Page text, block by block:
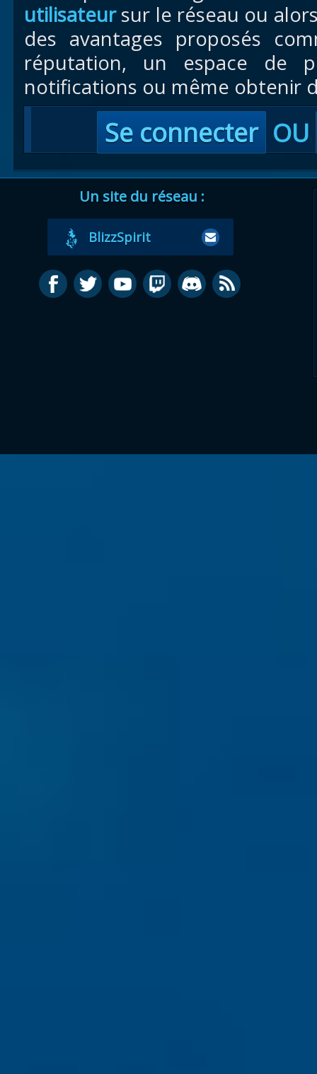
utilisateursur le réseau ou
des avantages proposés
réputation, un espace de
notifications ou même obtenir
Se connecter OU
Un site du réseau :
BlizzSpirit